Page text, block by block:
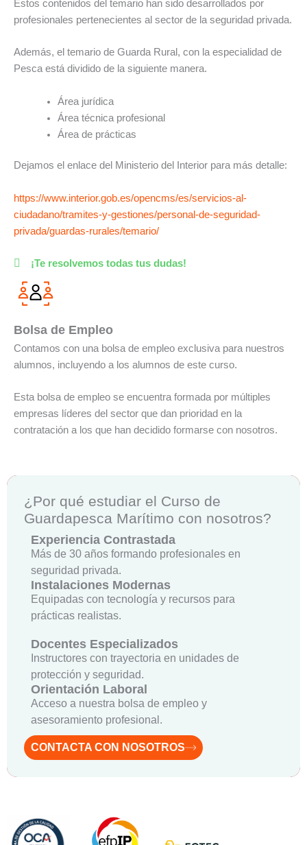
Estos contenidos del temario han sido desarrollados por
profesionales pertenecientes al sector de la seguridad privada.
Además, el temario de Guarda Rural, con la especialidad de
Pesca está dividido de la siguiente manera.
Área jurídica
Área técnica profesional
Área de prácticas
Dejamos el enlace del Ministerio del Interior para más detalle:
https://www.interior.gob.es/opencms/es/servicios-al-
ciudadano/tramites-y-gestiones/personal-de-seguridad-
privada/guardas-rurales/temario/
¡Te resolvemos todas tus dudas!
Bolsa de Empleo
Contamos con una bolsa de empleo exclusiva para nuestros
alumnos, incluyendo a los alumnos de este curso.
Esta bolsa de empleo se encuentra formada por múltiples
empresas líderes del sector que dan prioridad en la
contratación a los que han decidido formarse con nosotros.
¿Por qué estudiar el Curso de
Guardapesca Marítimo con nosotros?
Experiencia Contrastada
Más de 30 años formando profesionales en
seguridad privada.
Instalaciones Modernas
Equipadas con tecnología y recursos para
prácticas realistas.
Docentes Especializados
Instructores con trayectoria en unidades de
protección y seguridad.
Orientación Laboral
Acceso a nuestra bolsa de empleo y
asesoramiento profesional.
CONTACTA CON NOSOTROS